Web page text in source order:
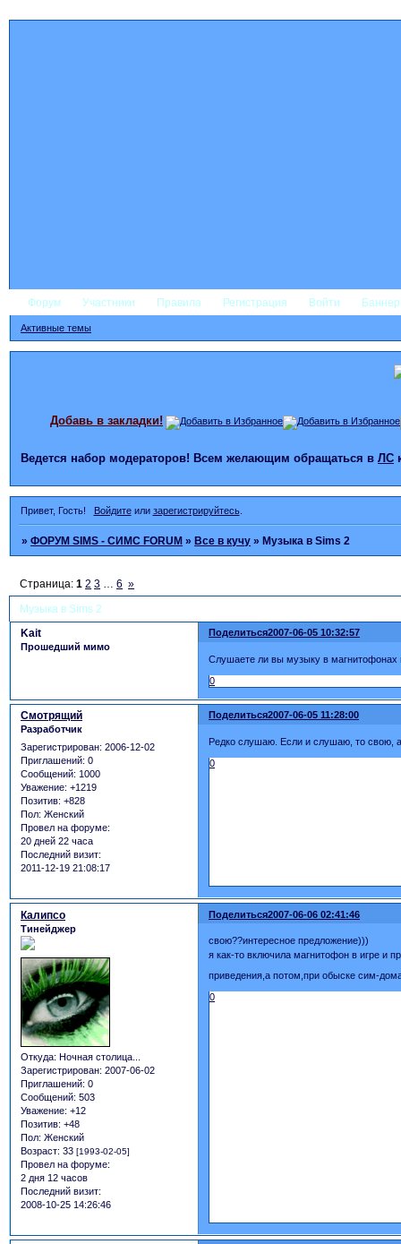
Форум Участники Правила Регистрация Войти
Активные темы
Добавь в закладки!
Ведется набор модераторов! Всем желающим обращаться в ЛС
Привет, Гость! Войдитеили зарегистрируйтесь.
»ФОРУМ SIMS - СИМС FORUM »Все в кучу »Музыка в Sims 2
Музыка в Sims 2
Страница:1 2 3 … 6 »
Поделиться2007-06-05 10:32:57
Kait
Прошедший мимо
Слушаете ли вы музыку в магнитофонах
0
Поделиться2007-06-05 11:28:00
Смотрящий
Разработчик
Зарегистрирован: 2006-12-02
Приглашений: 0
Сообщений: 1000
Уважение: +1219
Позитив: +828
Пол: Женский
Провел на форуме:
20 дней 22 часа
Последний визит:
2011-12-19 21:08:17
Редко слушаю. Если и слушаю, то свою,
0
Поделиться2007-06-06 02:41:46
Калипсо
Тинейджер
Откуда: Ночная столица...
Зарегистрирован: 2007-06-02
Приглашений: 0
Сообщений: 503
Уважение: +12
Позитив: +48
Пол: Женский
Возраст: 33 [1993-02-05]
Провел на форуме:
2 дня 12 часов
Последний визит:
2008-10-25 14:26:46
свою??интересное предложение)))
я как-то включила магнитофон в игре и
приведения,а потом,при обыске сим-
0